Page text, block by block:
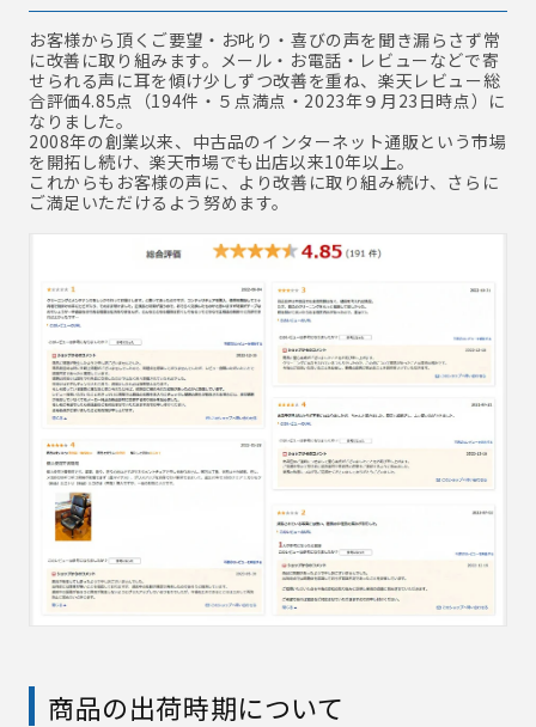
お客様から頂くご要望・お叱り・喜びの声を聞き漏らさず常
に改善に取り組みます。メール・お電話・レビューなどで寄
せられる声に耳を傾け少しずつ改善を重ね、楽天レビュー総
合評価4.85点（194件・５点満点・2023年９月23日時点）に
なりました。
2008年の創業以来、中古品のインターネット通販という市場
を開拓し続け、楽天市場でも出店以来10年以上。
これからもお客様の声に、より改善に取り組み続け、さらに
ご満足いただけるよう努めます。
商品の出荷時期について